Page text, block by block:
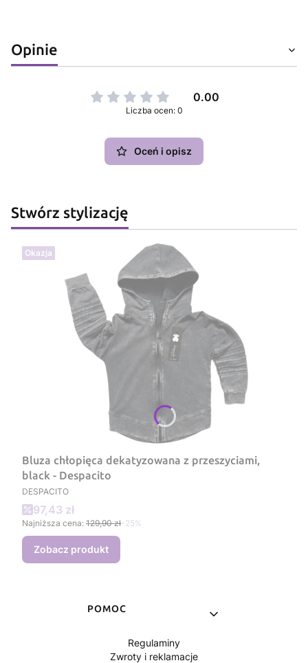
Opinie
0.00
Liczba ocen: 0
Oceń i opisz
Stwórz stylizację
Okazja
Bluza chłopięca dekatyzowana z przeszyciami,
black - Despacito
PRODUCENT
DESPACITO
Cena promocyjna
97,43 zł
Najniższa cena: 129,90 zł-25%
Zobacz produkt
Linki w stopce
POMOC
Regulaminy
Zwroty i reklamacje